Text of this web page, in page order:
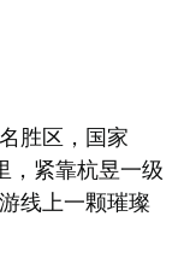
胜区，国家
，紧靠杭昱一级
线上一颗璀璨